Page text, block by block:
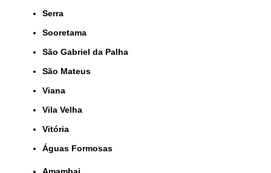
Serra
Sooretama
São Gabriel da Palha
São Mateus
Viana
Vila Velha
Vitória
Águas Formosas